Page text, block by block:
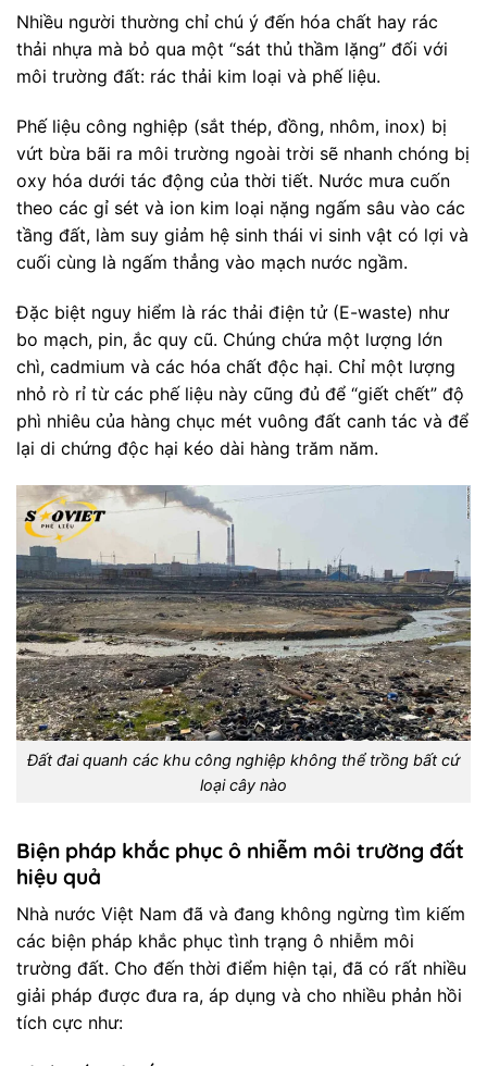
Nhiều người thường chỉ chú ý đến hóa chất hay rác
thải nhựa mà bỏ qua một “sát thủ thầm lặng” đối với
môi trường đất: rác thải kim loại và phế liệu.
Phế liệu công nghiệp (sắt thép, đồng, nhôm, inox) bị
vứt bừa bãi ra môi trường ngoài trời sẽ nhanh chóng bị
oxy hóa dưới tác động của thời tiết. Nước mưa cuốn
theo các gỉ sét và ion kim loại nặng ngấm sâu vào các
tầng đất, làm suy giảm hệ sinh thái vi sinh vật có lợi và
cuối cùng là ngấm thẳng vào mạch nước ngầm.
Đặc biệt nguy hiểm là rác thải điện tử (E-waste) như
bo mạch, pin, ắc quy cũ. Chúng chứa một lượng lớn
chì, cadmium và các hóa chất độc hại. Chỉ một lượng
nhỏ rò rỉ từ các phế liệu này cũng đủ để “giết chết” độ
phì nhiêu của hàng chục mét vuông đất canh tác và để
lại di chứng độc hại kéo dài hàng trăm năm.
Đất đai quanh các khu công nghiệp không thể trồng bất cứ
loại cây nào
Biện pháp khắc phục ô nhiễm môi trường đất​
hiệu quả
Nhà nước Việt Nam đã và đang không ngừng tìm kiếm
các biện pháp khắc phục tình trạng ô nhiễm môi
trường đất. Cho đến thời điểm hiện tại, đã có rất nhiều
giải pháp được đưa ra, áp dụng và cho nhiều phản hồi
tích cực như: